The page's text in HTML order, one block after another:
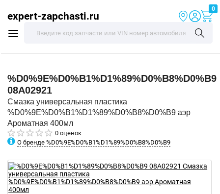
expert-zapchasti.ru
0
%D0%9E%D0%B1%D1%89%D0%B8%D0%B9
08A02921
Смазка универсальная пластика
%D0%9E%D0%B1%D1%89%D0%B8%D0%B9 аэр
Ароматная 400мл
0 оценок
О бренде %D0%9E%D0%B1%D1%89%D0%B8%D0%B9